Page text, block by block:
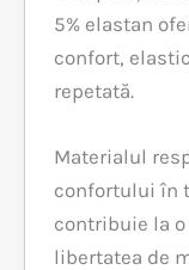
5% elastan
confort,
repetată.
Materialul
confortului în
contribuie la
libertatea de